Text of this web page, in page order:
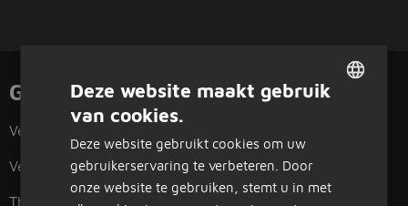
Gerelateerde functies
Verzorgende
Verzorgende IG
Thuiszorg
Huishoudelijke hulp
Thuishulp
Deze website maakt gebruik
van cookies.
Deze website gebruikt cookies om uw
gebruikerservaring te verbeteren. Door
onze website te gebruiken, stemt u in met